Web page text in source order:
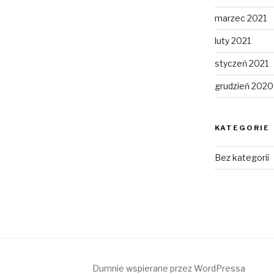
marzec 2021
luty 2021
styczeń 2021
grudzień 2020
KATEGORIE
Bez kategorii
Dumnie wspierane przez WordPressa